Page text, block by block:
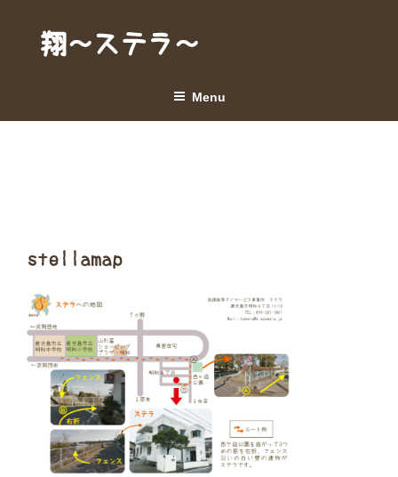
content翔～ステラ～
Menu
stellamap